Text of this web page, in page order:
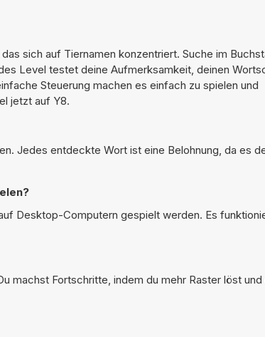
sich auf Tiernamen konzentriert. Suche im
Level testet deine Aufmerksamkeit, deinen
Steuerung machen es einfach zu spielen und
jetzt auf Y8.
Jedes entdeckte Wort ist eine Belohnung, da es
Desktop-Computern gespielt werden. Es
machst Fortschritte, indem du mehr Raster löst und